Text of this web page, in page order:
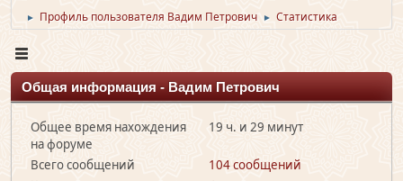
► Профиль пользователя Вадим Петрович ► Статистика
Общая информация - Вадим Петрович
Общее время нахождения
на форуме
19 ч. и 29 минут
Всего сообщений
104 сообщений